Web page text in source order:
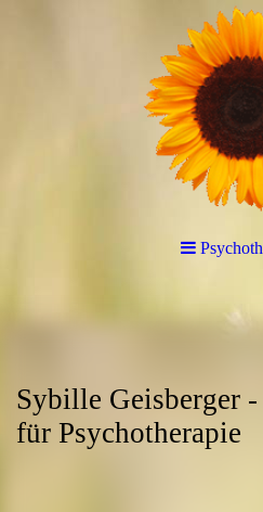
Sybille Geisberger
für Psychotherapie